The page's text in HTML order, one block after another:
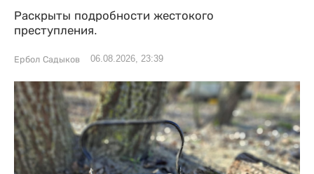
Раскрыты подробности жестокого
преступления.
Ербол Садыков 06.08.2026, 23:39